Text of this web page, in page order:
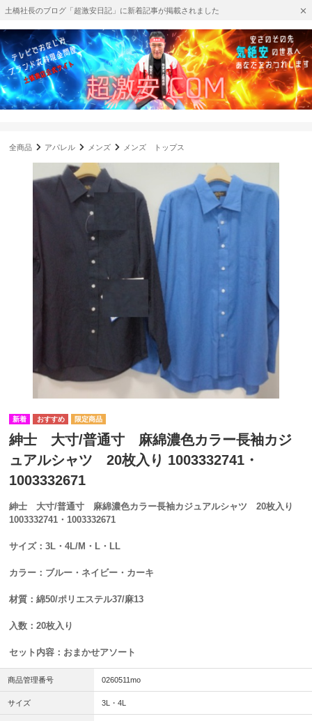
土橋社長のブログ「超激安日記」に新着記事が掲載されました
全商品 アパレル メンズ メンズ トップス
紳士 大寸/普通寸 麻綿濃色カラー長袖カジ
ュアルシャツ 20枚入り 1003332741・
1003332671
紳士 大寸/普通寸 麻綿濃色カラー長袖カジュアルシャツ 20枚入り
1003332741・1003332671
サイズ：3L・4L/M・L・LL
カラー：ブルー・ネイビー・カーキ
材質：綿50/ポリエステル37/麻13
入数：20枚入り
セット内容：おまかせアソート
商品管理番号 0260511mo
サイズ 3L・4L